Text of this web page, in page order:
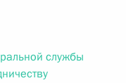
службы